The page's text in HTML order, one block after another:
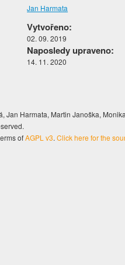
Jan Harmata
Vytvořeno:
02. 09. 2019
Naposledy upraveno:
14. 11. 2020
Harmata, Martin Janoška,
ofAGPL v3. Click here for the